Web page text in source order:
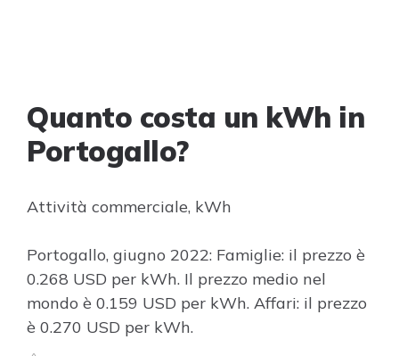
Quanto costa un kWh in
Portogallo?
Attività commerciale, kWh
Portogallo, giugno 2022: Famiglie: il prezzo è
0.268 USD per kWh. Il prezzo medio nel
mondo è 0.159 USD per kWh. Affari: il prezzo
è 0.270 USD per kWh.